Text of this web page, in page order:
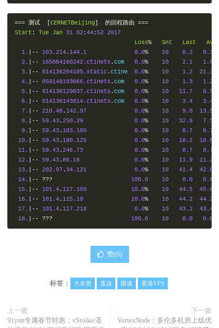
=== 测试 CERNETBeijing 的回程路由 ===
Start : Tue Jan 31 02 :44 : 52 2017
Loss% Snt Last
Avg
1.
|-- 103.214 . 144.1 0.0% 10 0.2
0.3
2.
|-- 165084160242.ctinets .com 0.0% 10 2.1
1.6
3.
|-- 014136204185.static .ctine 0.0% 10 1.2
21.3
4.
|-- 059148193066.ctinets .com 0.0% 10 1.3
1.2
5.
|-- 014136129037.ctinets .com 0.0% 10 11.7
6.5
6.
|-- 014136143014.ctinets .com 0.0% 10 3.4
3.4
7.
|-- 210.48 . 142.97 0.0% 10 9.0
13.5
8.
|-- 59.43 .250.29 0.0% 10 32.8
7.5
9.
|-- 59.43 . 183.109 0.0% 10 8.7
8.7
10.
|-- 59.43 . 180.125 0.0% 10 18.2
10.0
11.
|-- 59.43 .246.73 0.0% 10 8.7
8.7
12.
|-- 59.43 .80.18 0.0% 10 11.9
11.2
13.
|-- 202.97 . 34.121 0.0% 10 41.4
42.6
14.
|-- ??? 100.0 10 0.0
0.0
15.
|-- 101.4 . 117.109 10.0% 10 44.5
45.8
16.
|-- 101.4 . 115.10 10.0% 10 44.2
44.2
17.
|-- 101.4 . 117.218 0.0% 10 43.2
43.4
18.
|-- ??? 100.0 10 0.0 0.0
赞(0)
标签： 大水管 直连 限速 香港VPS
上一篇
91yun专属春节特惠：vStoike/圣
下一篇
VortexNode：多伦多机房上线优